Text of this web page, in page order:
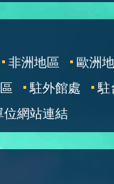
非洲地區 歐洲
駐外館處
駐
位網站連結